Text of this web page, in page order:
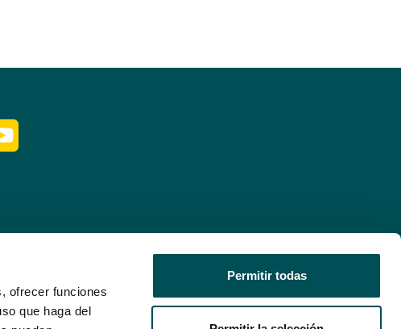
ofrecer funciones
que haga del
Permitir todas